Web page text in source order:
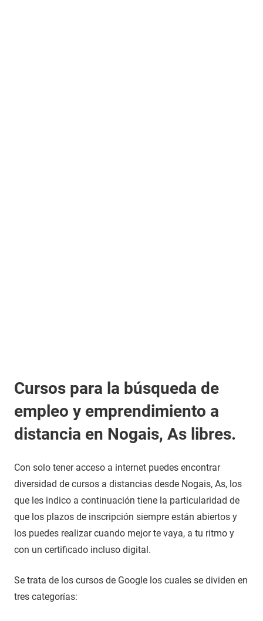
Cursos para la búsqueda de
empleo y emprendimiento a
distancia en Nogais, As libres.
Con solo tener acceso a internet puedes encontrar
diversidad de cursos a distancias desde Nogais, As, los
que les indico a continuación tiene la particularidad de
que los plazos de inscripción siempre están abiertos y
los puedes realizar cuando mejor te vaya, a tu ritmo y
con un certificado incluso digital.
Se trata de los cursos de Google los cuales se dividen en
tres categorías: